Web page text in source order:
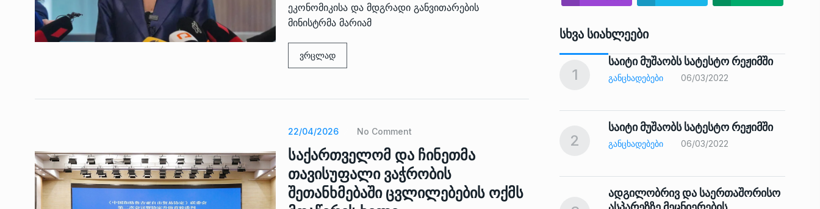
ეკონომიკისა და მდგრადი განვითარების
მინისტრმა მარიამ
ვრცლად
22/04/2026 No Comment
საქართველომ და ჩინეთმა
თავისუფალი ვაჭრობის
შეთანხმებაში ცვლილებების ოქმს
Სხვა Სიახლეები
ოთარ შამუგია ბაქოში გამართულ
გოგიტა თოდრაძე საქართველოს
სამსახურის…
ᲔᲙᲝᲜᲝᲛᲘᲙᲐ 10/05/2022
12 ᲠᲔᲒᲘᲝᲜᲔᲑᲘ 13/05/2022
1
საიტი მუშაობს სატესტო რეჟიმში
ᲒᲐᲜᲪᲮᲐᲓᲔᲑᲔᲑᲘ 06/03/2022
2
საიტი მუშაობს სატესტო რეჟიმში
ᲒᲐᲜᲪᲮᲐᲓᲔᲑᲔᲑᲘ 06/03/2022
ადგილობრივ და საერთაშორისო